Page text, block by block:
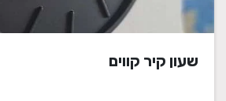
שעון קיר קווים